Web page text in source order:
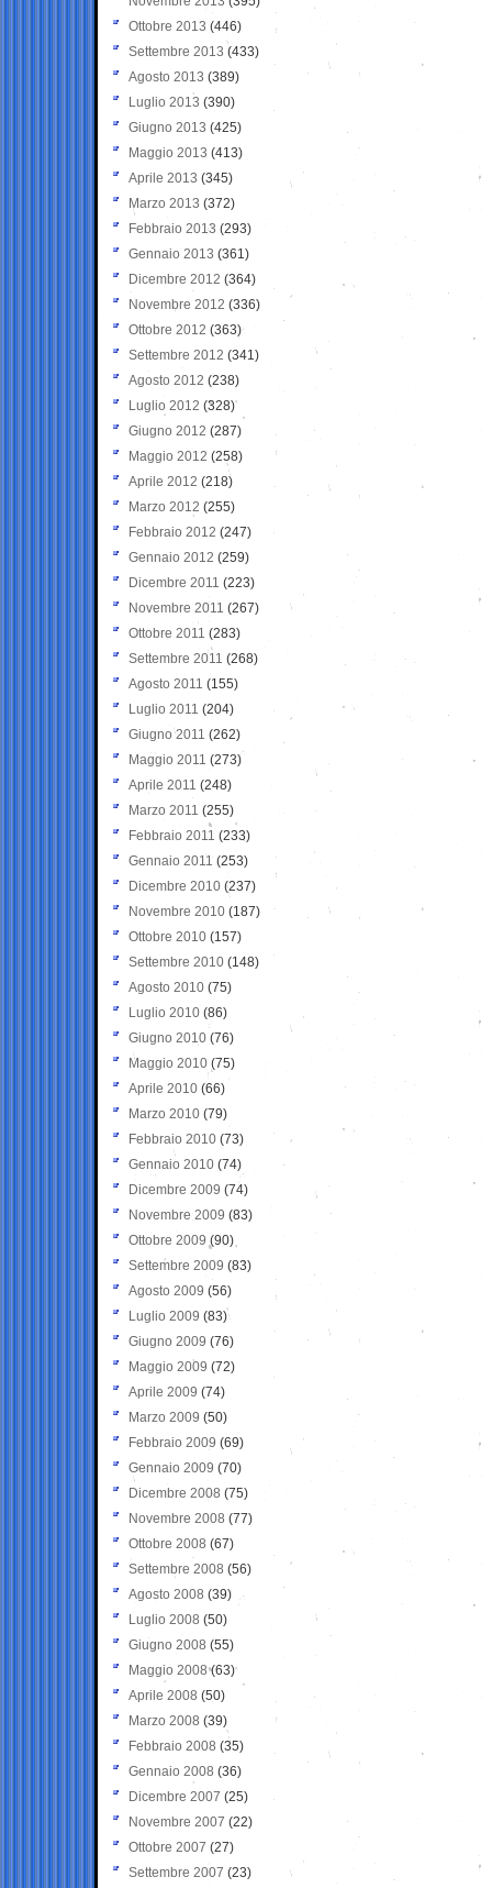
Ottobre 2013 (446)
Settembre 2013 (433)
Agosto 2013 (389)
Luglio 2013 (390)
Giugno 2013 (425)
Maggio 2013 (413)
Aprile 2013 (345)
Marzo 2013 (372)
Febbraio 2013 (293)
Gennaio 2013 (361)
Dicembre 2012 (364)
Novembre 2012 (336)
Ottobre 2012 (363)
Settembre 2012 (341)
Agosto 2012 (238)
Luglio 2012 (328)
Giugno 2012 (287)
Maggio 2012 (258)
Aprile 2012 (218)
Marzo 2012 (255)
Febbraio 2012 (247)
Gennaio 2012 (259)
Dicembre 2011 (223)
Novembre 2011 (267)
Ottobre 2011 (283)
Settembre 2011 (268)
Agosto 2011 (155)
Luglio 2011 (204)
Giugno 2011 (262)
Maggio 2011 (273)
Aprile 2011 (248)
Marzo 2011 (255)
Febbraio 2011 (233)
Gennaio 2011 (253)
Dicembre 2010 (237)
Novembre 2010 (187)
Ottobre 2010 (157)
Settembre 2010 (148)
Agosto 2010 (75)
Luglio 2010 (86)
Giugno 2010 (76)
Maggio 2010 (75)
Aprile 2010 (66)
Marzo 2010 (79)
Febbraio 2010 (73)
Gennaio 2010 (74)
Dicembre 2009 (74)
Novembre 2009 (83)
Ottobre 2009 (90)
Settembre 2009 (83)
Agosto 2009 (56)
Luglio 2009 (83)
Giugno 2009 (76)
Maggio 2009 (72)
Aprile 2009 (74)
Marzo 2009 (50)
Febbraio 2009 (69)
Gennaio 2009 (70)
Dicembre 2008 (75)
Novembre 2008 (77)
Ottobre 2008 (67)
Settembre 2008 (56)
Agosto 2008 (39)
Luglio 2008 (50)
Giugno 2008 (55)
Maggio 2008(63)
Aprile 2008 (50)
Marzo 2008 (39)
Febbraio 2008 (35)
Gennaio 2008 (36)
Dicembre 2007 (25)
Novembre 2007 (22)
Ottobre 2007 (27)
Settembre 2007 (23)